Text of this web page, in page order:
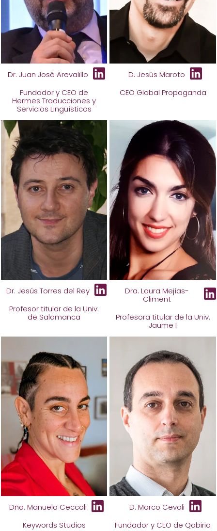
Dr. Juan José Arevalillo
Fundador y CEO de
Hermes Traducciones y
Servicios Lingüísticos
D. Jesús Maroto
CEO Global Propaganda
Dr. Jesús Torres del Rey
Profesor titular de la Univ.
de Salamanca
Dra. Laura Mejías-
Climent
Profesora titular de la Univ.
Jaume I
Dña. Manuela Ceccoli
Keywords Studios
D. Marco Cevoli
Fundador y CEO de Qabiria